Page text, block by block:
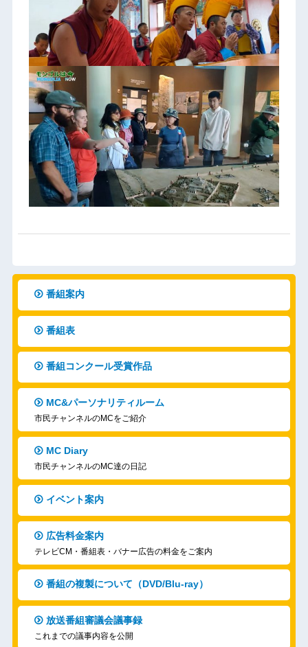
番組案内
番組表
番組コンクール受賞作品
MC&パーソナリティルーム
市民チャンネルのMCをご紹介
MC Diary
市民チャンネルのMC達の日記
イベント案内
広告料金案内
テレビCM・番組表・バナー広告の料金をご案内
番組の複製について（DVD/Blu-ray）
放送番組審議会議事録
これまでの議事内容を公開